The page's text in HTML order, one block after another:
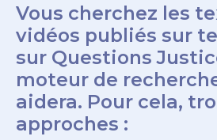
Vous cherchez les
vidéos publiés sur
sur Questions
moteur de
aidera. Pour cela,
approches :